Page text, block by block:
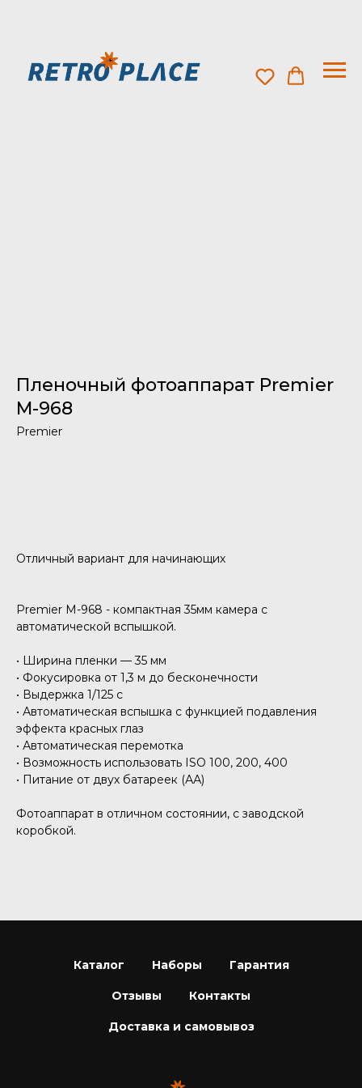
Пленочный фотоаппарат Premier
M-968
Premier
Отличный вариант для начинающих
Premier M-968 - компактная 35мм камера с
автоматической вспышкой.
• Ширина пленки — 35 мм
• Фокусировка от 1,3 м до бесконечности
• Выдержка 1/125 c
• Автоматическая вспышка с функцией подавления
эффекта красных глаз
• Автоматическая перемотка
• Возможность использовать ISO 100, 200, 400
• Питание от двух батареек (АА)
Фотоаппарат в отличном состоянии, с заводской
коробкой.
Каталог Наборы Гарантия
Отзывы Контакты
Доставка и самовывоз